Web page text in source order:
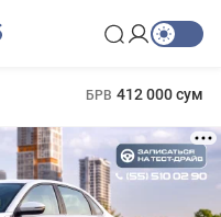
БРВ 412 000 сум